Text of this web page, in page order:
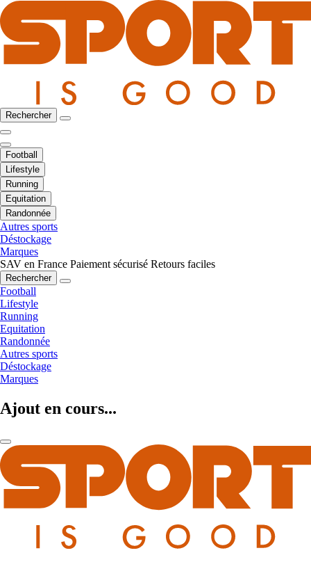
Rechercher
Football
Lifestyle
Running
Equitation
Randonnée
Autres sports
Déstockage
Marques
SAV en France Paiement sécurisé Retours faciles
Rechercher
Football
Lifestyle
Running
Equitation
Randonnée
Autres sports
Déstockage
Marques
Ajout en cours...